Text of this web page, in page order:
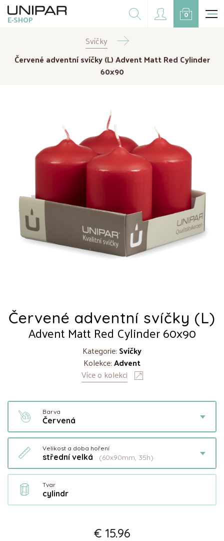
E-SHOP
Dárkové balíčky
Doplňky
Doprodej
Kampaně
CZK EUR
0
Svíčky
Červené adventní svíčky (L) Advent Matt Red Cylinder
60x90
Červené adventní svíčky (L)
Advent Matt Red Cylinder 60x90
Kategorie: Svíčky
Kolekce:Advent
Více o kolekci
Barva
Červená
Velikost a doba hoření
střední velká (60x90mm, 35h)
Tvar
cylindr
€ 15.96